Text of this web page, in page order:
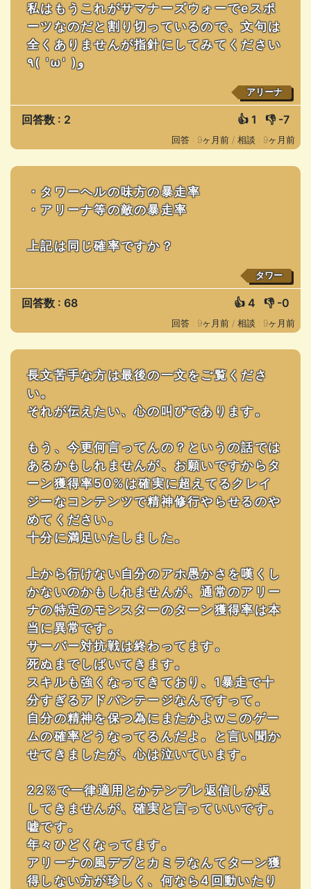
私はもうこれがサマナーズウォーでeスポ
ーツなのだと割り切っているので、文句は
全くありませんが指針にしてみてください
٩( 'ω' )و
アリーナ
回答数 : 2 👍 1 👎 -7
回答 : 9ヶ月前 / 相談 : 9ヶ月前
・タワーヘルの味方の暴走率
・アリーナ等の敵の暴走率
上記は同じ確率ですか？
タワー
回答数 : 68 👍 4 👎 -0
回答 : 9ヶ月前 / 相談 : 9ヶ月前
長文苦手な方は最後の一文をご覧くださ
い。
それが伝えたい、心の叫びであります。
もう、今更何言ってんの？というの話では
あるかもしれませんが、お願いですからタ
ーン獲得率50%は確実に超えてるクレイ
ジーなコンテンツで精神修行やらせるのや
めてください。
十分に満足いたしました。
上から行けない自分のアホ愚かさを嘆くし
かないのかもしれませんが、通常のアリー
ナの特定のモンスターのターン獲得率は本
当に異常です。
サーバー対抗戦は終わってます。
死ぬまでしばいてきます。
スキルも強くなってきており、1暴走で十
分すぎるアドバンテージなんですって。
自分の精神を保つ為にまたかよwこのゲー
ムの確率どうなってるんだよ。と言い聞か
せてきましたが、心は泣いています。
22%で一律適用とかテンプレ返信しか返
してきませんが、確実と言っていいです。
嘘です。
年々ひどくなってます。
アリーナの風デブとカミラなんてターン獲
得しない方が珍しく、何なら4回動いたり